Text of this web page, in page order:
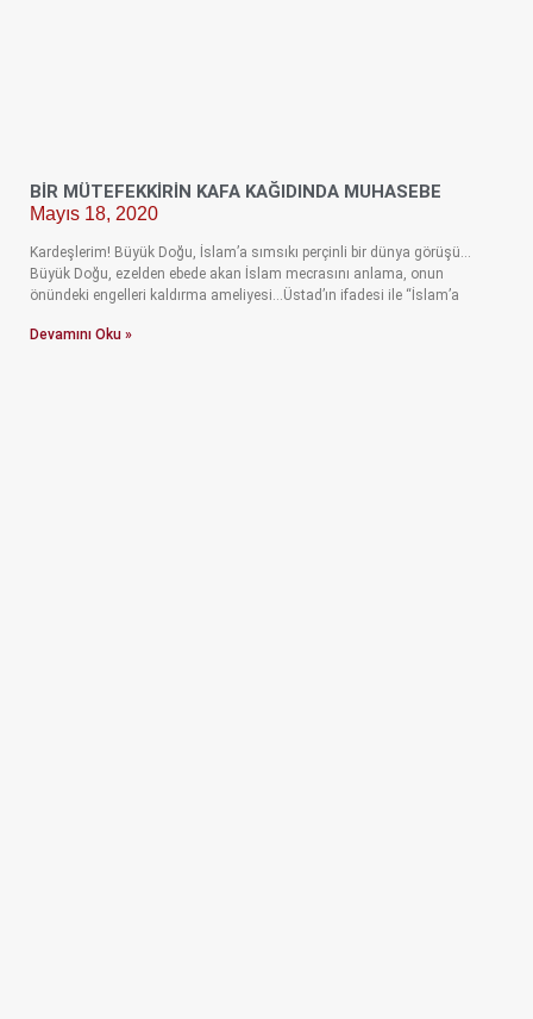
BİR MÜTEFEKKİRİN KAFA KAĞIDINDA MUHASEBE
Mayıs 18, 2020
Kardeşlerim! Büyük Doğu, İslam’a sımsıkı perçinli bir dünya görüşü…
Büyük Doğu, ezelden ebede akan İslam mecrasını anlama, onun
önündeki engelleri kaldırma ameliyesi…Üstad’ın ifadesi ile “İslam’a
Devamını Oku »